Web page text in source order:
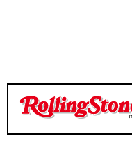
TEMPO DI LETTURA 3
TEMPO DI LETTURA 3